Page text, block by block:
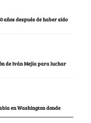
años después de haber sido
de Iván Mejía para luchar
en Washington donde